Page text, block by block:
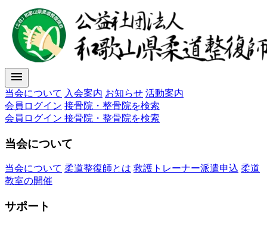
menu
当会について 入会案内 お知らせ 活動案内
会員ログイン 接骨院・整骨院を検索
会員ログイン 接骨院・整骨院を検索
当会について
当会について 柔道整復師とは 救護トレーナー派遣申込 柔道
教室の開催
サポート